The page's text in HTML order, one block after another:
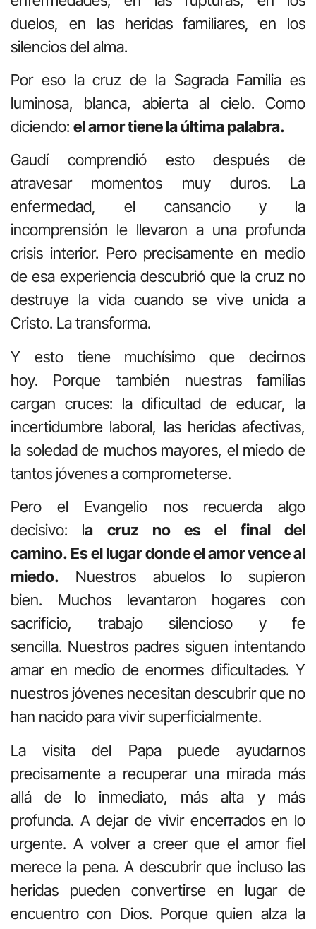
duelos, en las heridas familiares, en los
silencios del alma.
Por eso la cruz de la Sagrada Familia es
luminosa, blanca, abierta al cielo. Como
diciendo: el amor tiene la última palabra.
Gaudí comprendió esto después de
atravesar momentos muy duros. La
enfermedad, el cansancio y la
incomprensión le llevaron a una profunda
crisis interior. Pero precisamente en medio
de esa experiencia descubrió que la cruz no
destruye la vida cuando se vive unida a
Cristo. La transforma.
Y esto tiene muchísimo que decirnos
hoy. Porque también nuestras familias
cargan cruces: la dificultad de educar, la
incertidumbre laboral, las heridas afectivas,
la soledad de muchos mayores, el miedo de
tantos jóvenes a comprometerse.
Pero el Evangelio nos recuerda algo
decisivo: la cruz no es el final del
camino. Es el lugar donde el amor vence al
miedo. Nuestros abuelos lo supieron
bien. Muchos levantaron hogares con
sacrificio, trabajo silencioso y fe
sencilla. Nuestros padres siguen intentando
amar en medio de enormes dificultades. Y
nuestros jóvenes necesitan descubrir que no
han nacido para vivir superficialmente.
La visita del Papa puede ayudarnos
precisamente a recuperar una mirada más
allá de lo inmediato, más alta y más
profunda. A dejar de vivir encerrados en lo
urgente. A volver a creer que el amor fiel
merece la pena. A descubrir que incluso las
heridas pueden convertirse en lugar de
encuentro con Dios. Porque quien alza la